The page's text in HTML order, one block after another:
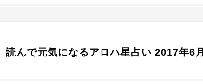
読んで元気になるアロハ星占い 2017年6月